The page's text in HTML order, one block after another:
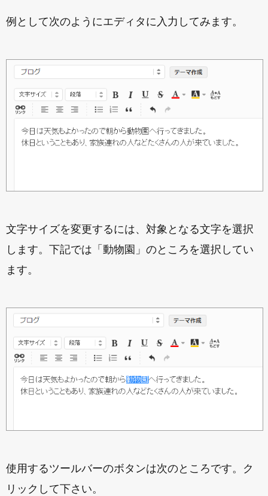
例として次のようにエディタに入力してみます。
文字サイズを変更するには、対象となる文字を選択
します。下記では「動物園」のところを選択してい
ます。
使用するツールバーのボタンは次のところです。ク
リックして下さい。